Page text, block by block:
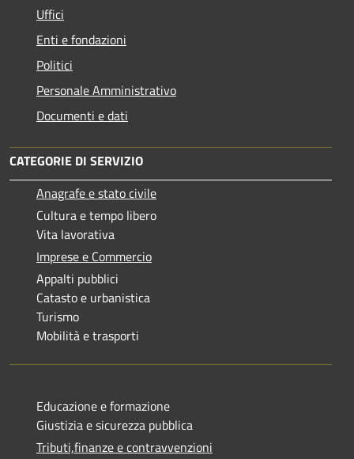
Uffici
Enti e fondazioni
Politici
Personale Amministrativo
Documenti e dati
CATEGORIE DI SERVIZIO
Anagrafe e stato civile
Cultura e tempo libero
Vita lavorativa
Imprese e Commercio
Appalti pubblici
Catasto e urbanistica
Turismo
Mobilità e trasporti
Educazione e formazione
Giustizia e sicurezza pubblica
Tributi,finanze e contravvenzioni